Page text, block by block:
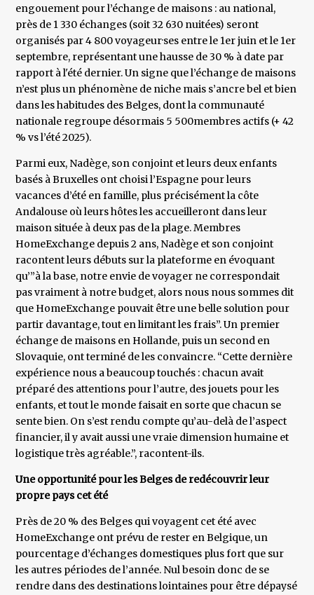
engouement pour l’échange de maisons : au national,
près de 1 330 échanges (soit 32 630 nuitées) seront
organisés par 4 800 voyageur·ses entre le 1er juin et le 1er
septembre, représentant une hausse de 30 % à date par
rapport à l'été dernier. Un signe que l’échange de maisons
n’est plus un phénomène de niche mais s’ancre bel et bien
dans les habitudes des Belges, dont la communauté
nationale regroupe désormais 5 500membres actifs (+ 42
% vs l’été 2025).
Parmi eux, Nadège, son conjoint et leurs deux enfants
basés à Bruxelles ont choisi l’Espagne pour leurs
vacances d’été en famille, plus précisément la côte
Andalouse où leurs hôtes les accueilleront dans leur
maison située à deux pas de la plage. Membres
HomeExchange depuis 2 ans, Nadège et son conjoint
racontent leurs débuts sur la plateforme en évoquant
qu’”à la base, notre envie de voyager ne correspondait
pas vraiment à notre budget, alors nous nous sommes dit
que HomeExchange pouvait être une belle solution pour
partir davantage, tout en limitant les frais”. Un premier
échange de maisons en Hollande, puis un second en
Slovaquie, ont terminé de les convaincre. “Cette dernière
expérience nous a beaucoup touchés : chacun avait
préparé des attentions pour l’autre, des jouets pour les
enfants, et tout le monde faisait en sorte que chacun se
sente bien. On s’est rendu compte qu’au-delà de l’aspect
financier, il y avait aussi une vraie dimension humaine et
logistique très agréable.”, racontent-ils.
Une opportunité pour les Belges de redécouvrir leur
propre pays cet été
Près de 20 % des Belges qui voyagent cet été avec
HomeExchange ont prévu de rester en Belgique, un
pourcentage d’échanges domestiques plus fort que sur
les autres périodes de l’année. Nul besoin donc de se
rendre dans des destinations lointaines pour être dépaysé